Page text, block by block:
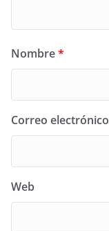
Nombre*
Correo electrónico
Web